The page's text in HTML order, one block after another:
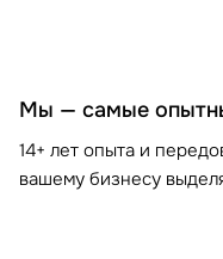
Мы — самые
14+ лет опыта и
вашему бизнесу